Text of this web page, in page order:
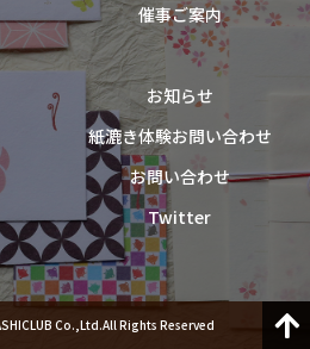
催事ご案内
お知らせ
紙漉き体験お問い合わせ
お問い合わせ
Twitter
Co.,Ltd.All Rights Reserved